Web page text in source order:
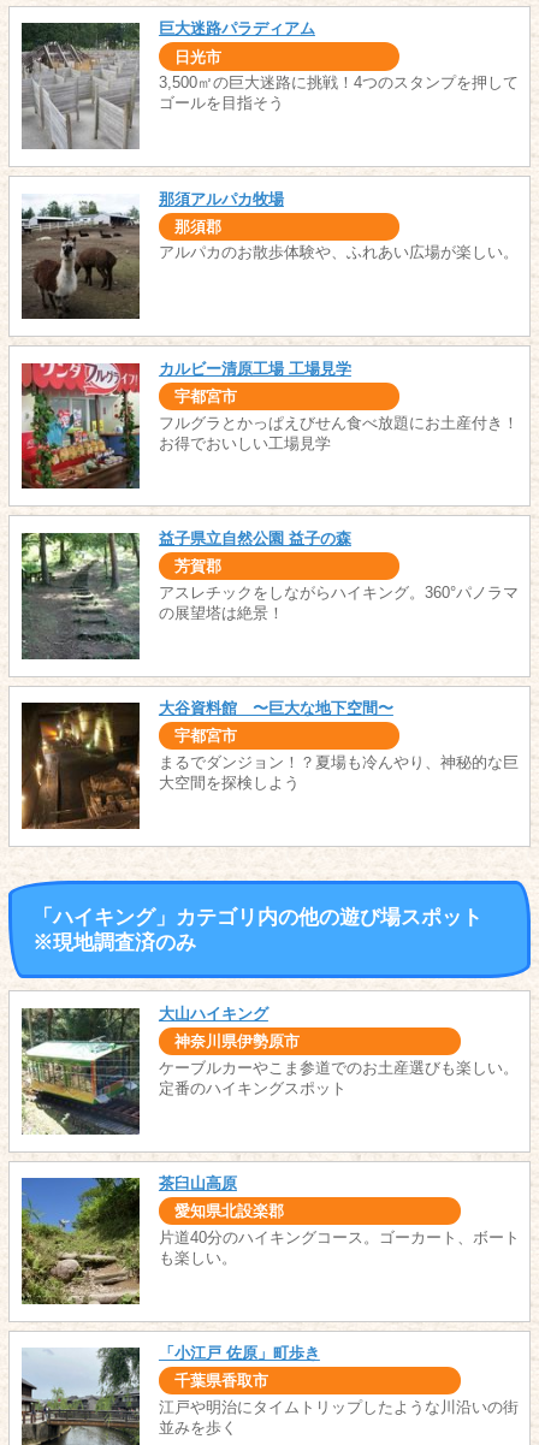
巨大迷路パラディアム
日光市
3,500㎡の巨大迷路に挑戦！4つのスタンプを押して
ゴールを目指そう
那須アルパカ牧場
那須郡
アルパカのお散歩体験や、ふれあい広場が楽しい。
カルビー清原工場 工場見学
宇都宮市
フルグラとかっぱえびせん食べ放題にお土産付き！
お得でおいしい工場見学
益子県立自然公園 益子の森
芳賀郡
アスレチックをしながらハイキング。360°パノラマ
の展望塔は絶景！
大谷資料館 〜巨大な地下空間〜
宇都宮市
まるでダンジョン！？夏場も冷んやり、神秘的な巨
大空間を探検しよう
「ハイキング」カテゴリ内の他の遊び場スポット
※現地調査済のみ
大山ハイキング
神奈川県伊勢原市
ケーブルカーやこま参道でのお土産選びも楽しい。
定番のハイキングスポット
茶臼山高原
愛知県北設楽郡
片道40分のハイキングコース。ゴーカート、ボート
も楽しい。
「小江戸 佐原」町歩き
千葉県香取市
江戸や明治にタイムトリップしたような川沿いの街
並みを歩く